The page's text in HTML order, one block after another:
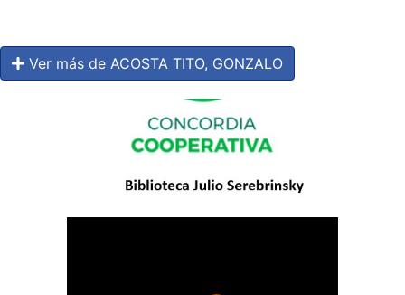
Ver más de ACOSTA TITO, GONZALO